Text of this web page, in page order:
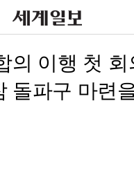
의 이행 첫
돌파구 마련